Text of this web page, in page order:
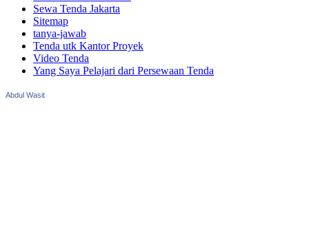
Sewa Tenda Jakarta
Sitemap
tanya-jawab
Tenda utk Kantor Proyek
Video Tenda
Yang Saya Pelajari dari Persewaan Tenda
Abdul Wasit